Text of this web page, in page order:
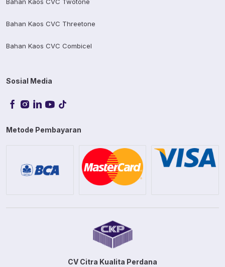
Bahan Kaos CVC Twotone
Bahan Kaos CVC Threetone
Bahan Kaos CVC Combicel
Sosial Media
Metode Pembayaran
CV Citra Kualita Perdana